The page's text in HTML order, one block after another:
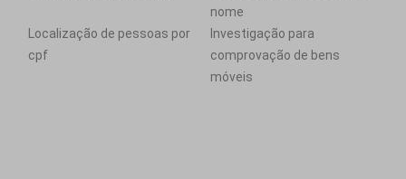
nome
Localização de pessoas por
cpf
Investigação para
comprovação de bens
móveis